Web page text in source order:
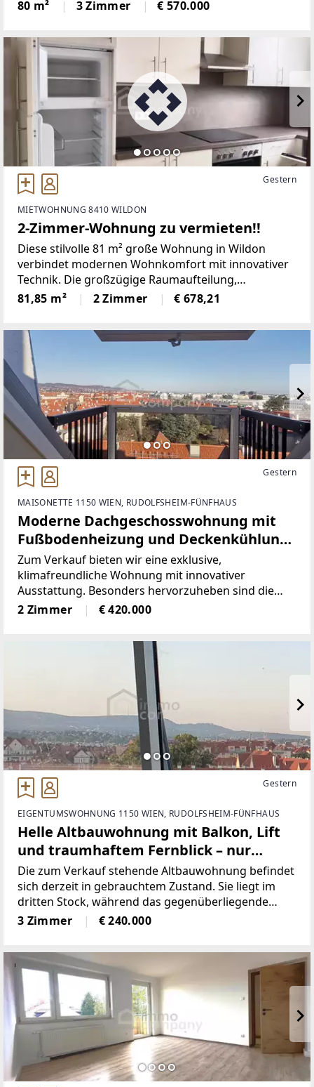
Innsbrucks überzeugt. Auf ca. 81 m²
80 m² 3 Zimmer € 570.000
Gestern
MIETWOHNUNG 8410 WILDON
2-Zimmer-Wohnung zu vermieten!!
Diese stilvolle 81 m² große Wohnung in Wildon
verbindet modernen Wohnkomfort mit innovativer
Technik. Die großzügige Raumaufteilung,
hochwertige Ausstattung sowie intelligente
Smarthome-Funktionen machen dieses Mietobjekt
81,85 m² 2 Zimmer € 678,21
Gestern
MAISONETTE 1150 WIEN, RUDOLFSHEIM-FÜNFHAUS
Moderne Dachgeschosswohnung mit
Fußbodenheizung und Deckenkühlung
– Wohnkomfort zu jeder Jahreszeit
Zum Verkauf bieten wir eine exklusive,
klimafreundliche Wohnung mit innovativer
Ausstattung. Besonders hervorzuheben sind die
Fußbodenheizung für wohltuende Wärme im Winter,
die Deckenkühlung für angenehme Erfrischung an
2 Zimmer € 420.000
Gestern
EIGENTUMSWOHNUNG 1150 WIEN, RUDOLFSHEIM-FÜNFHAUS
Helle Altbauwohnung mit Balkon, Lift
und traumhaftem Fernblick – nur
€240.000
Die zum Verkauf stehende Altbauwohnung befindet
sich derzeit in gebrauchtem Zustand. Sie liegt im
dritten Stock, während das gegenüberliegende
Gebäude nur zwei Stockwerke hat – dadurch
profitieren Sie von besonders viel Licht und freiem
3 Zimmer € 240.000